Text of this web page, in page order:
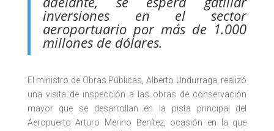
inversiones en el sector
aeroportuario por más de 1.000
millones de dólares.
El ministro de Obras Públicas, Alberto Undurraga, realizó
una visita de inspección a las obras de conservación
mayor que se desarrollan en la pista principal del
Aeropuerto Arturo Merino Benítez, ocasión en la que